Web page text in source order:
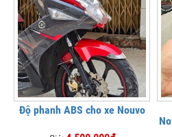
Độ phanh ABS cho xe Nouvo